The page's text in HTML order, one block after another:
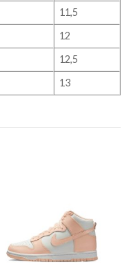
11,5
12
12,5
13